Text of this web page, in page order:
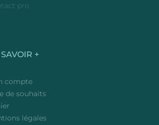
pro
+
compte
de souhaits
légales